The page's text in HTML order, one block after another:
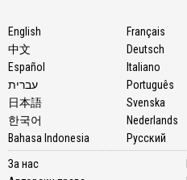
English
中文
Español
עברית
日本語
한국어
Bahasa Indonesia
Français
Deutsch
Italiano
Português
Svenska
Nederlands
Русский
За нас